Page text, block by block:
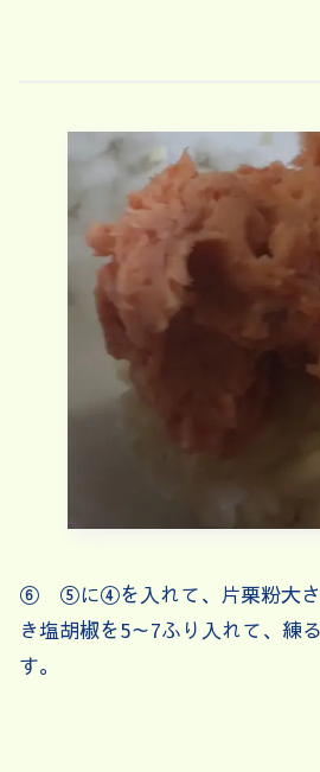
⑥ ⑤に④を入れて、片栗粉大さ
き塩胡椒を5～7ふり入れて、練
す。